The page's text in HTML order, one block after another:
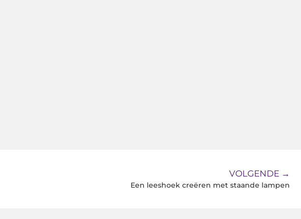
VOLGENDE →
Een leeshoek creëren met staande lampen